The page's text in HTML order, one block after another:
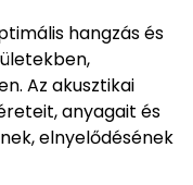
hangzás és
Az akusztikai
anyagait és
elnyelődésének